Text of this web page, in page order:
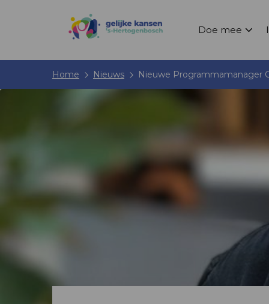
Doe mee
Home Nieuws Nieuwe Programmamanager